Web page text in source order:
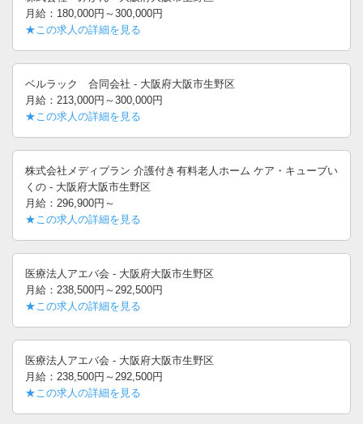
月給：180,000円～300,000円
★この求人の詳細を見る
ベルラック 合同会社 - 大阪府大阪市生野区
月給：213,000円～300,000円
★この求人の詳細を見る
株式会社メディプラン 介護付き有料老人ホーム ケア・キューブい
くの - 大阪府大阪市生野区
月給：296,900円～
★この求人の詳細を見る
医療法人アエバ会 - 大阪府大阪市生野区
月給：238,500円～292,500円
★この求人の詳細を見る
医療法人アエバ会 - 大阪府大阪市生野区
月給：238,500円～292,500円
★この求人の詳細を見る